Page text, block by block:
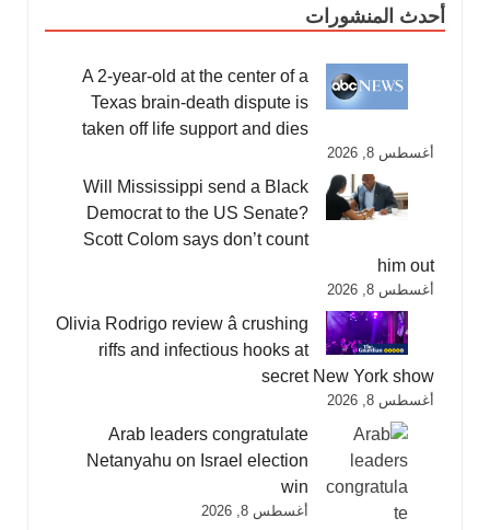
أحدث المنشورات
A 2-year-old at the center of a
Texas brain-death dispute is
taken off life support and dies
أغسطس 8, 2026
Will Mississippi send a Black
Democrat to the US Senate?
Scott Colom says don’t count
him out
أغسطس 8, 2026
Olivia Rodrigo review â crushing
riffs and infectious hooks at
secret New York show
أغسطس 8, 2026
Arab leaders congratulate
Netanyahu on Israel election
win
أغسطس 8, 2026